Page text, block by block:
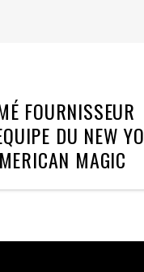
FOURNISSEUR
DU NEW
MAGIC